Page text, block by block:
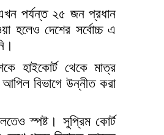
পর্যন্ত ২৫ জন প্রধান
হলেও দেশের সর্বোচ্চ এ
হাইকোর্ট থেকে মাত্র
আপিল বিভাগে উন্নীত করা
স্পষ্ট। সুপ্রিম কোর্ট